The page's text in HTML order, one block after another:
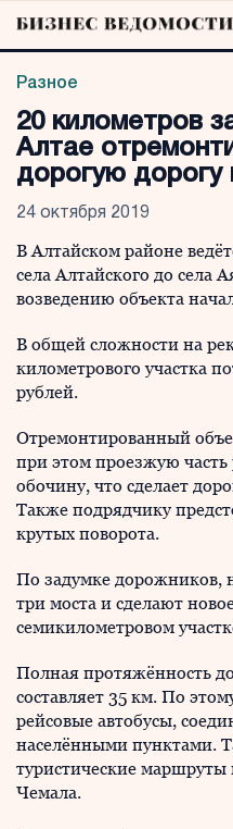
Разное
20 километров
Алтае
дорогую дорогу
24 октября 2019
В Алтайском районе
села Алтайского до села
возведению объекта
В общей сложности на
километрового участка
рублей.
Отремонтированный
при этом проезжую часть
обочину, что сделает
Также подрядчику
крутых поворота.
По задумке дорожников,
три моста и сделают
семикилометровом
Полная протяжённость
составляет 35 км. По
рейсовые автобусы,
населёнными пунктами.
туристические
Чемала.